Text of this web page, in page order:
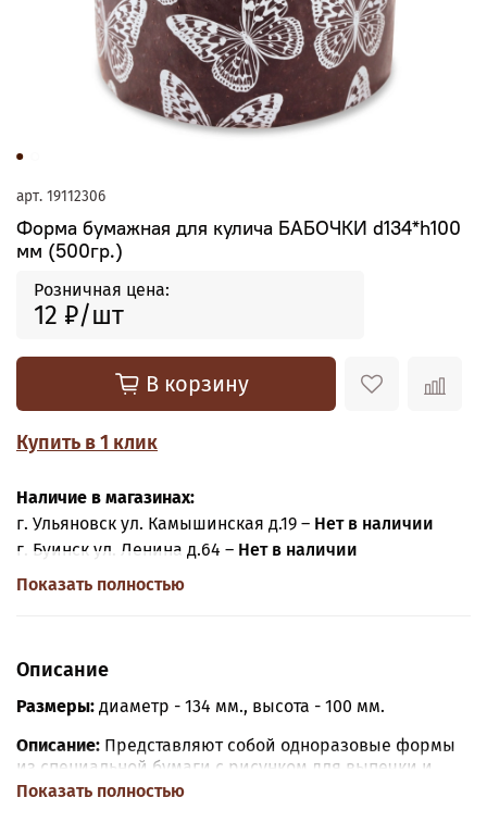
арт. 19112306
Форма бумажная для кулича БАБОЧКИ d134*h100
мм (500гр.)
Розничная цена:
12 ₽
В корзину
Купить в 1 клик
Наличие в магазинах:
г. Ульяновск ул. Камышинская д.19 – Нет в наличии
г. Буинск ул. Ленина д.64 – Нет в наличии
Показать полностью
Описание
Размеры: диаметр - 134 мм., высота - 100 мм.
Описание: Представляют собой одноразовые формы
из специальной бумаги с рисунком для выпечки и
последующего хранения куличей.
Показать полностью